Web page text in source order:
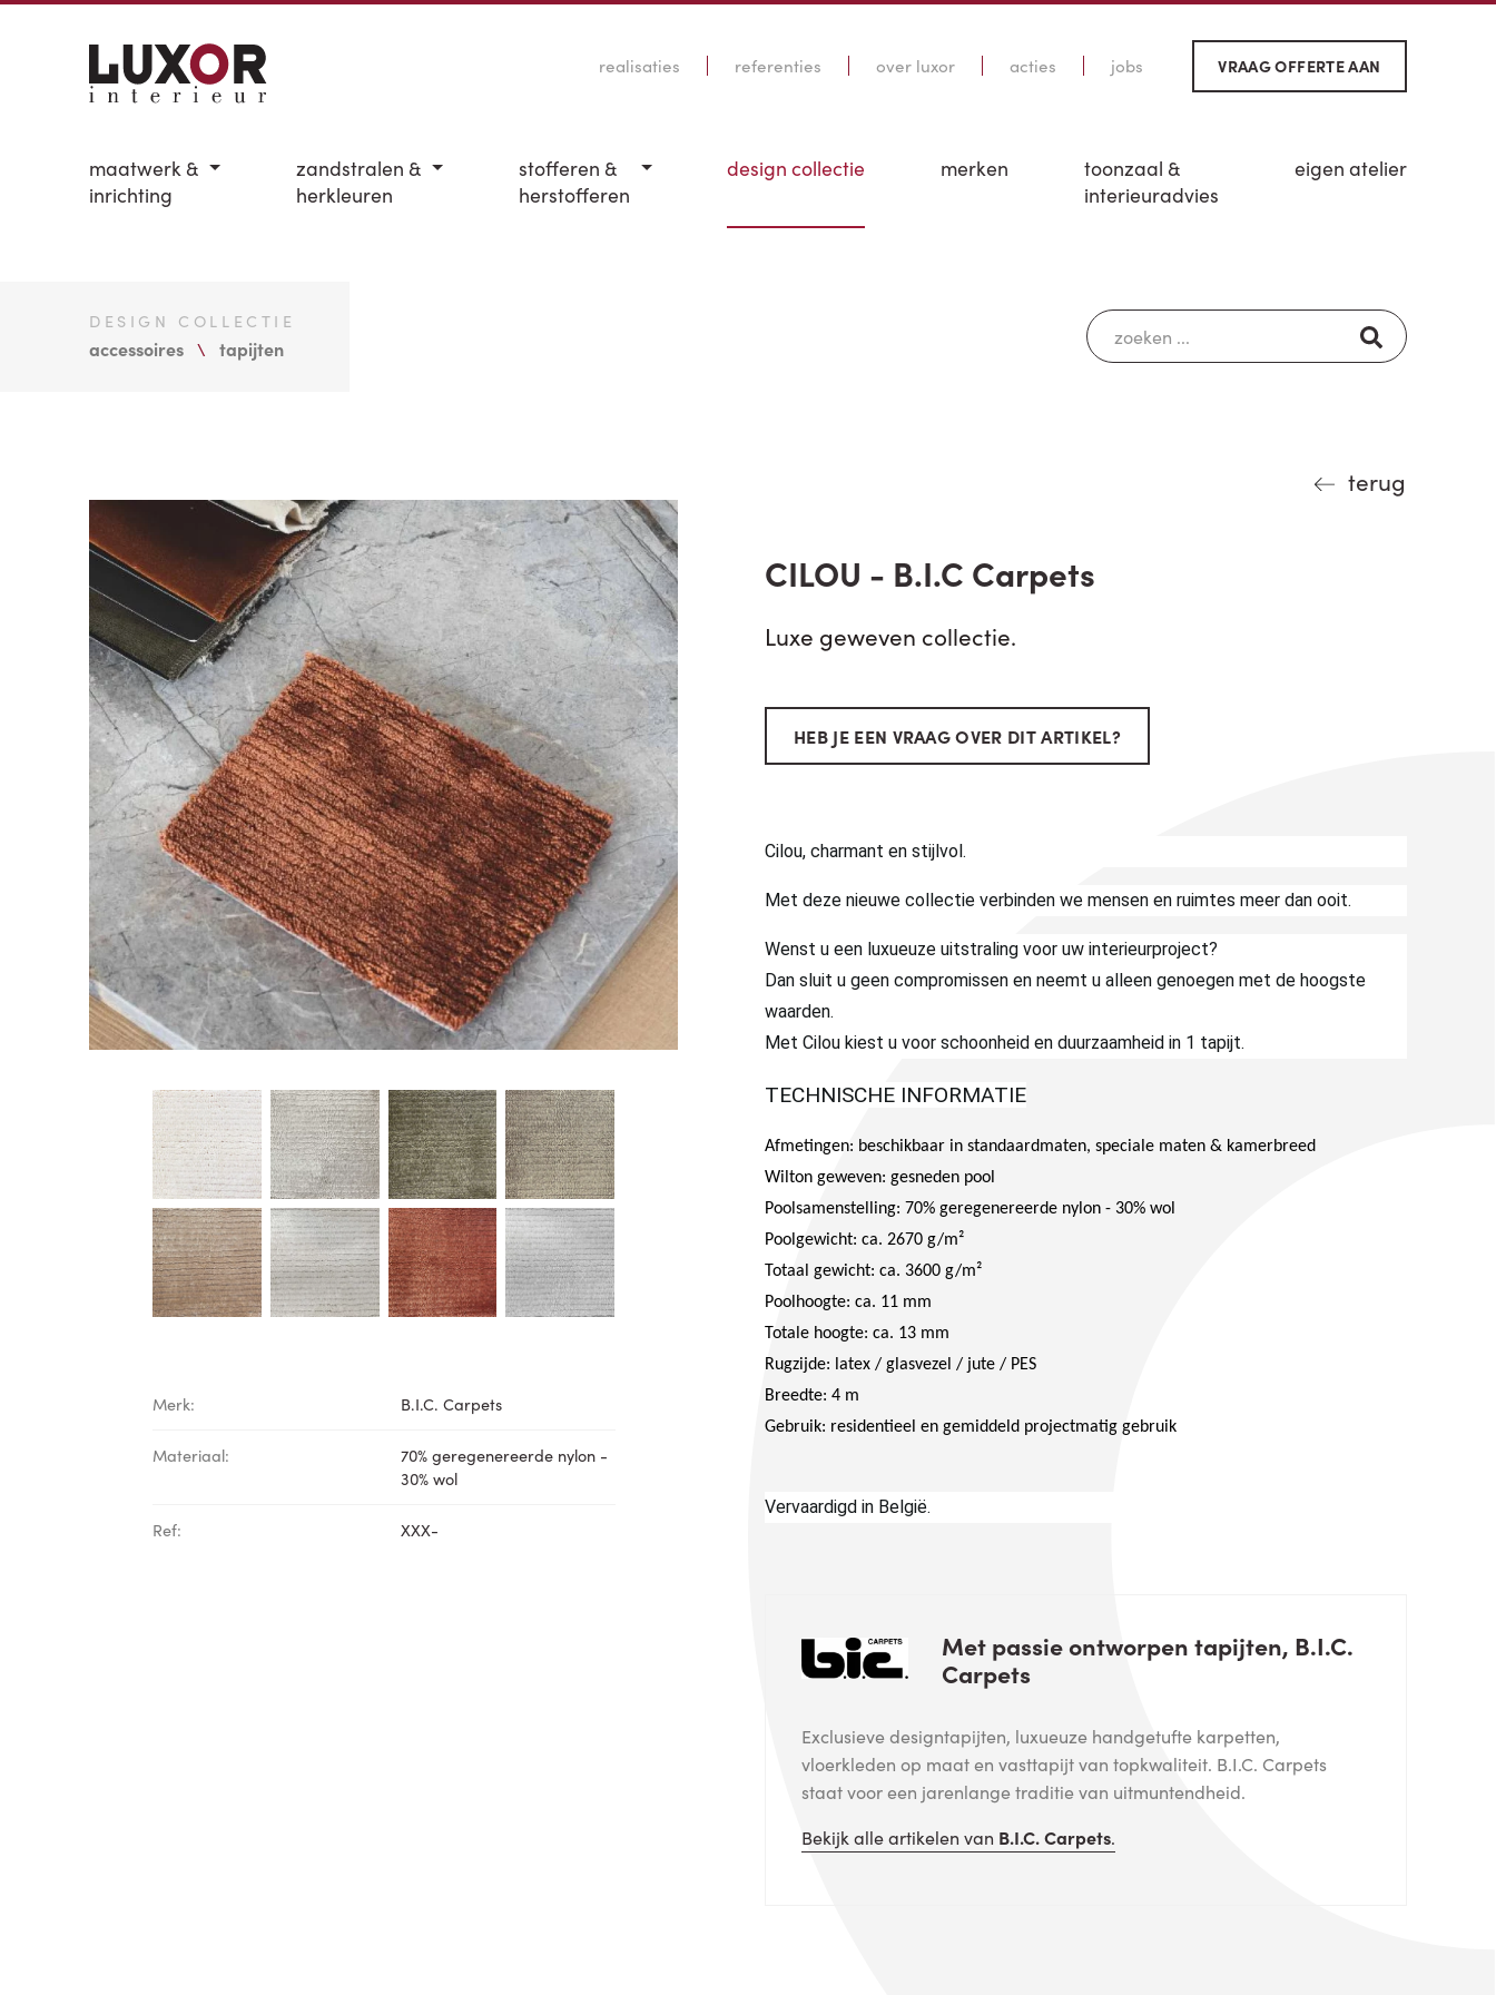
realisaties referenties over luxor acties jobs VRAAG OFFERTE AAN
maatwerk &
inrichting
zandstralen &
herkleuren
stofferen &
herstofferen
design collectie merken
toonzaal &
interieuradvies
eigen atelier
DESIGN COLLECTIE
accessoires tapijten
terug
Merk: B.I.C. Carpets
Materiaal:
70% geregenereerde nylon -
30% wol
Ref: XXX-
CILOU - B.I.C Carpets
Luxe geweven collectie.
HEB JE EEN VRAAG OVER DIT ARTIKEL?
Cilou, charmant en stijlvol.
Met deze nieuwe collectie verbinden we mensen en ruimtes meer dan ooit.
Wenst u een luxueuze uitstraling voor uw interieurproject?
Dan sluit u geen compromissen en neemt u alleen genoegen met de hoogste
waarden.
Met Cilou kiest u voor schoonheid en duurzaamheid in 1 tapijt.
TECHNISCHE INFORMATIE
Afmetingen: beschikbaar in standaardmaten, speciale maten & kamerbreed
Wilton geweven: gesneden pool
Poolsamenstelling: 70% geregenereerde nylon - 30% wol
Poolgewicht: ca. 2670 g/m²
Totaal gewicht: ca. 3600 g/m²
Poolhoogte: ca. 11 mm
Totale hoogte: ca. 13 mm
Rugzijde: latex / glasvezel / jute / PES
Breedte: 4 m
Gebruik: residentieel en gemiddeld projectmatig gebruik
Vervaardigd in België.
Met passie ontworpen tapijten, B.I.C.
Carpets
Exclusieve designtapijten, luxueuze handgetufte karpetten,
vloerkleden op maat en vasttapijt van topkwaliteit. B.I.C. Carpets
staat voor een jarenlange traditie van uitmuntendheid.
Bekijk alle artikelen van B.I.C. Carpets.